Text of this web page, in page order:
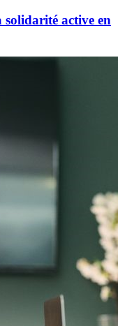
active en